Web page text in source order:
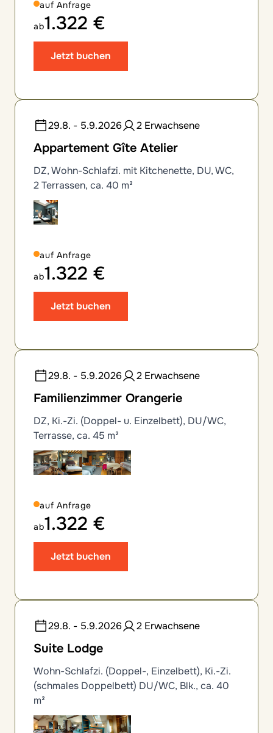
auf Anfrage
ab1.322 €
Jetzt buchen
29.8. - 5.9.2026 2 Erwachsene
Appartement Gîte Atelier
DZ, Wohn-Schlafzi. mit Kitchenette, DU, WC,
2 Terrassen, ca. 40 m²
auf Anfrage
ab1.322 €
Jetzt buchen
29.8. - 5.9.2026 2 Erwachsene
Familienzimmer Orangerie
DZ, Ki.-Zi. (Doppel- u. Einzelbett), DU/WC,
Terrasse, ca. 45 m²
auf Anfrage
ab1.322 €
Jetzt buchen
29.8. - 5.9.2026 2 Erwachsene
Suite Lodge
Wohn-Schlafzi. (Doppel-, Einzelbett), Ki.-Zi.
(schmales Doppelbett) DU/WC, Blk., ca. 40
m²